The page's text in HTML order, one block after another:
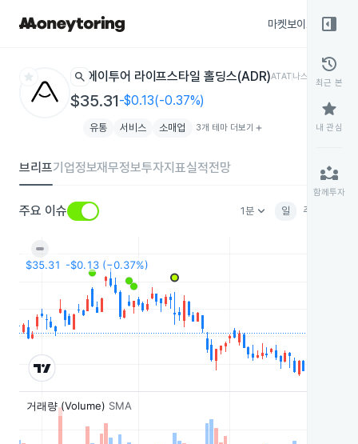
마켓보이스
star search 에이투어 라이프스타일 홀딩스(ADR)ATAT나스닥
$35.31-$0.13(-0.37%)
유통 서비스 소매업 3개 테마 더보기 add
브리프기업정보재무정보투자지표실적전망
주요 이슈 1분keyboard_arrow_down 일 주
right_panel_open
history
최근 본
star
내 관심
partner_exchange
함께투자